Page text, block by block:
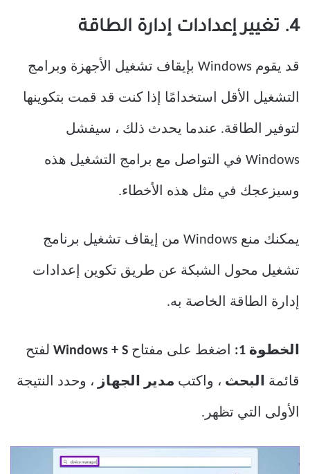
4. تغيير إعدادات إدارة الطاقة
قد يقوم Windows بإيقاف تشغيل الأجهزة وبرامج
التشغيل الأقل استخدامًا إذا كنت قد قمت بتكوينها
لتوفير الطاقة. عندما يحدث ذلك ، سيفشل
Windows في التواصل مع برامج التشغيل هذه
وسيزعجك في مثل هذه الأخطاء.
يمكنك منع Windows من إيقاف تشغيل برنامج
تشغيل محول الشبكة عن طريق تكوين إعدادات
إدارة الطاقة الخاصة به.
الخطوة 1: اضغط على مفتاح لفتح
قائمة البحث ، واكتب مدير الجهاز ، وحدد النتيجة
الأولى التي تظهر.